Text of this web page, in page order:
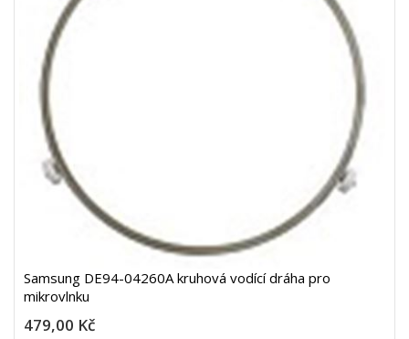
Samsung DE94-04260A kruhová vodící dráha pro
mikrovlnku
479,00 Kč